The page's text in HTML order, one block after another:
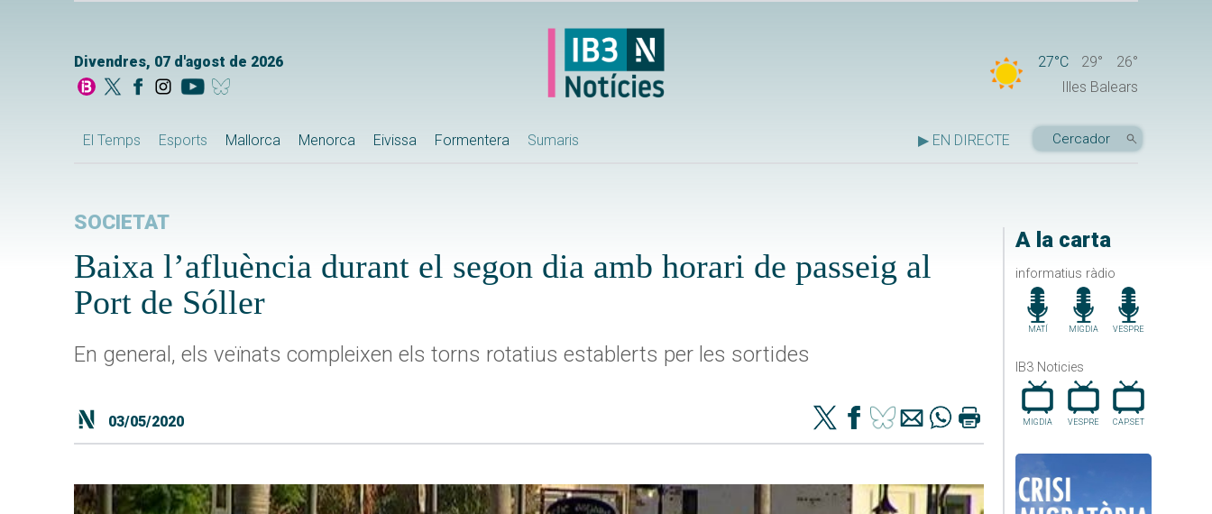
Divendres, 07 d'agost de 2026 27°C 29°
26°
Illes Balears
El Temps Esports Mallorca Menorca Eivissa Formentera Sumaris ▶ EN DIRECTE
A la carta
informatius ràdio
MATÍ MIGDIA VESPRE
IB3 Noticies
MIGDIA VESPRE CAP.SET
SOCIETAT
Baixa l’afluència durant el segon dia amb horari de passeig al
Port de Sóller
En general, els veïnats compleixen els torns rotatius establerts per les sortides
03/05/2020